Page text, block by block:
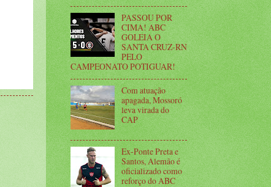
PASSOU POR
CIMA! ABC
GOLEIA O
SANTA CRUZ-RN
PELO
CAMPEONATO POTIGUAR!
Com atuação
apagada, Mossoró
leva virada do
CAP
Ex-Ponte Preta e
Santos, Alemão é
oficializado como
reforço do ABC